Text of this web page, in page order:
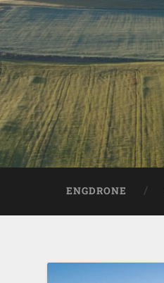
ENGDRONE